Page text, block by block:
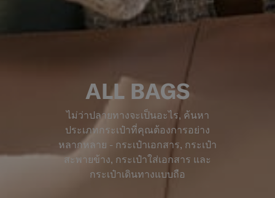
ALL BAGS
ไม่ว่าปลายทางจะเป็นอะไร, ค้นหา
ประเภทกระเป๋าที่คุณต้องการอย่าง
หลากหลาย - กระเป๋าเอกสาร, กระเป๋า
สะพายข้าง, กระเป๋าใส่เอกสาร และ
กระเป๋าเดินทางแบบถือ